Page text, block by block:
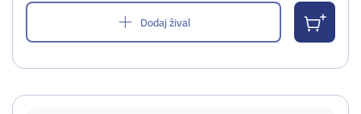
Dodaj žival